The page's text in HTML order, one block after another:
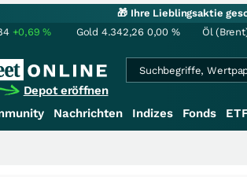
🎁 Ihre Lieblingsaktie
+0,69% Gold 4.342,26 0,00 % Öl
Depot eröffnen
Nachrichten Indizes Fonds